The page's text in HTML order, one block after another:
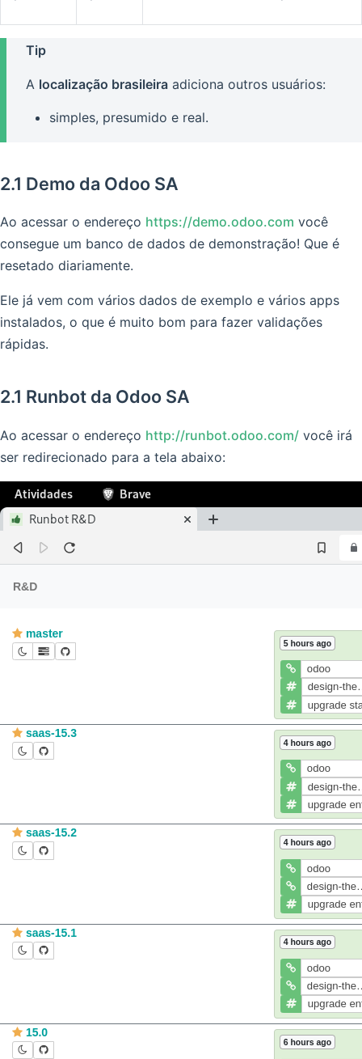
Tip
A localização brasileira adiciona outros usuários:
simples, presumido e real.
2.1 Demo da Odoo SA
Ao acessar o endereço https://demo.odoo.com você
consegue um banco de dados de demonstração! Que é
resetado diariamente.
Ele já vem com vários dados de exemplo e vários apps
instalados, o que é muito bom para fazer validações
rápidas.
2.1 Runbot da Odoo SA
Ao acessar o endereço http://runbot.odoo.com/ você irá
ser redirecionado para a tela abaixo: